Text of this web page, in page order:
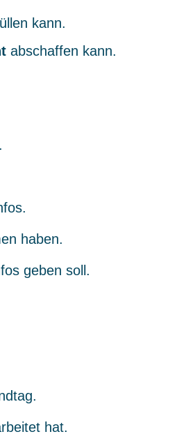
kann.
abschaffen kann.
haben.
geben soll.
hat.